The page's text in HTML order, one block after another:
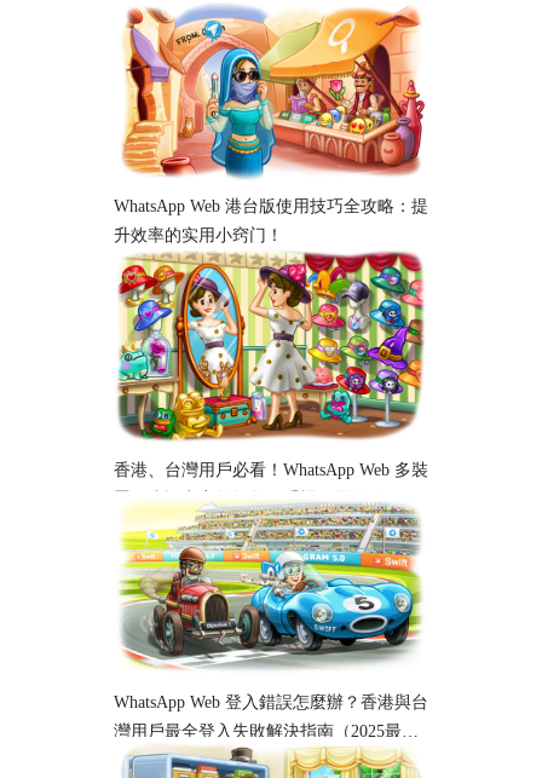
析
WhatsApp Web 港台版使用技巧全攻略：提
升效率的实用小窍门！
香港、台灣用戶必看！WhatsApp Web 多裝
置同步設定完整教學｜手機、電腦跨平台
使用指南
WhatsApp Web 登入錯誤怎麼辦？香港與台
灣用戶最全登入失敗解決指南（2025最
新）